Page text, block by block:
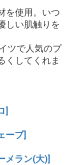
を使用。いつ
しい肌触りを
ツで人気のプ
くしてくれま
]
ーブ]
メラン(大)]